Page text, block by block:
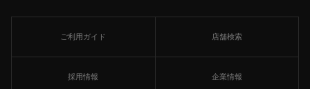
ご利用ガイド 店舗検索
採用情報 企業情報